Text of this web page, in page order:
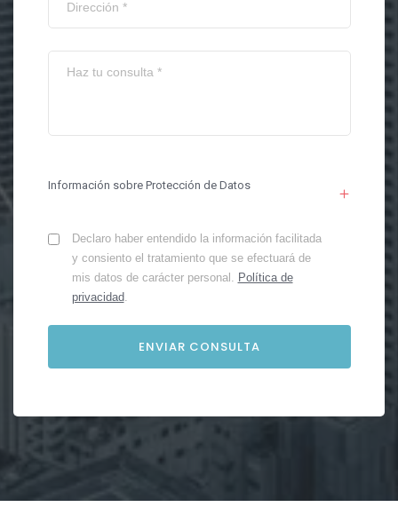
Información sobre Protección de Datos
Declaro haber entendido la información facilitada
y consiento el tratamiento que se efectuará de
mis datos de carácter personal. Política de
privacidad.